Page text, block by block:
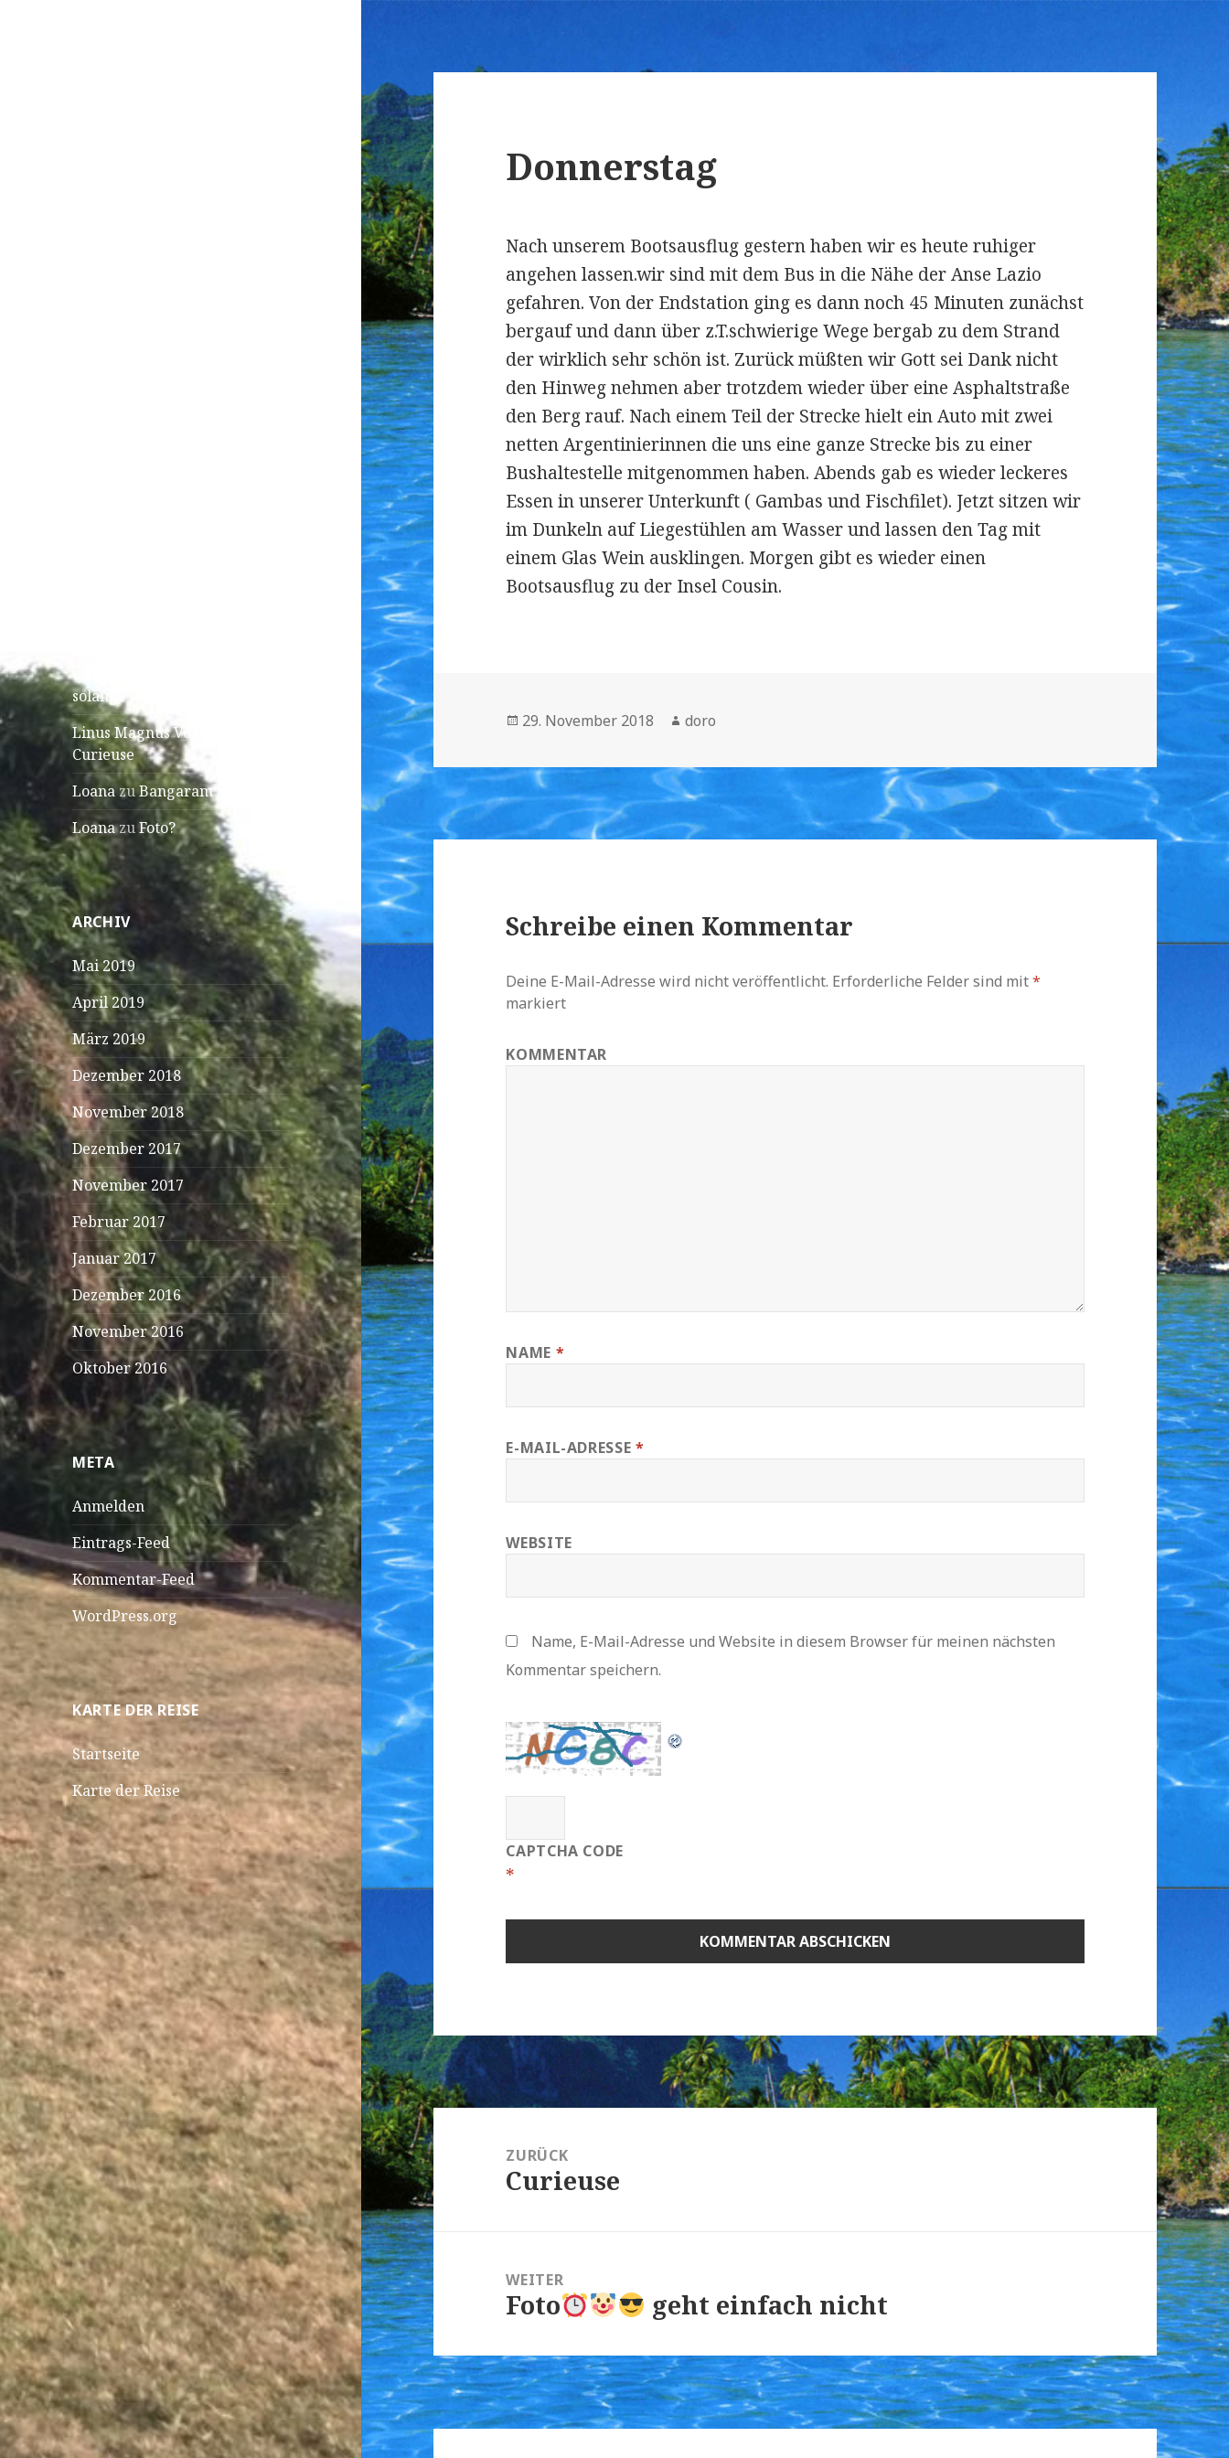
und bleibt dabei einfach
solange sitzen,
Linus Magnus Von Lonski
Curieuse
LoanazuBangaram
LoanazuFoto?
ARCHIV
Mai 2019
April 2019
März 2019
Dezember 2018
November 2018
Dezember 2017
November 2017
Februar 2017
Januar 2017
Dezember 2016
November 2016
Oktober 2016
META
Anmelden
Eintrags-Feed
Kommentar-Feed
WordPress.org
KARTE DER REISE
Startseite
Karte der Reise
Donnerstag
Nach unserem Bootsausflug gestern haben wir es heute ruhiger
angehen lassen.wir sind mit dem Bus in die Nähe der Anse Lazio
gefahren. Von der Endstation ging es dann noch 45 Minuten zunächst
bergauf und dann über z.T.schwierige Wege bergab zu dem Strand
der wirklich sehr schön ist. Zurück müßten wir Gott sei Dank nicht
den Hinweg nehmen aber trotzdem wieder über eine Asphaltstraße
den Berg rauf. Nach einem Teil der Strecke hielt ein Auto mit zwei
netten Argentinierinnen die uns eine ganze Strecke bis zu einer
Bushaltestelle mitgenommen haben. Abends gab es wieder leckeres
Essen in unserer Unterkunft ( Gambas und Fischfilet). Jetzt sitzen wir
im Dunkeln auf Liegestühlen am Wasser und lassen den Tag mit
einem Glas Wein ausklingen. Morgen gibt es wieder einen
Bootsausflug zu der Insel Cousin.
Veröffentlicht
29. November 2018 Autor
doro
Schreibe einen Kommentar
Deine E-Mail-Adresse wird nicht veröffentlicht. Erforderliche Felder sind mit*
markiert
KOMMENTAR
NAME *
E-MAIL-ADRESSE *
WEBSITE
Name, E-Mail-Adresse und Website in diesem Browser für meinen nächsten
Kommentar speichern.
CAPTCHA CODE
*
ZURÜCK
Vorheriger
Curieuse
WEITER
Nächster
Foto geht einfach nicht